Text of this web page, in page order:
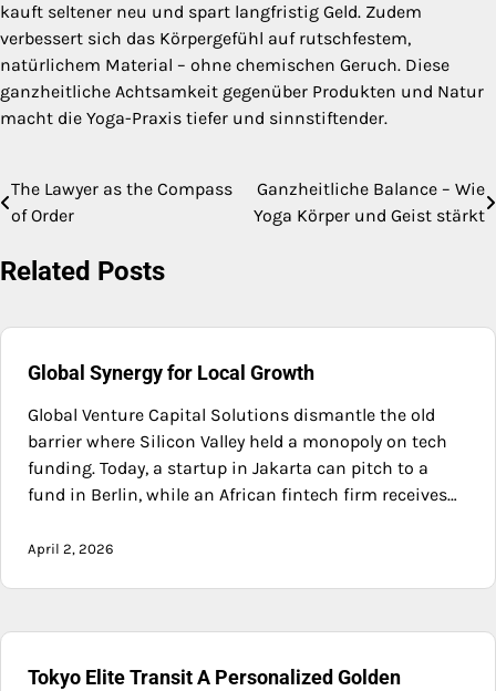
kauft seltener neu und spart langfristig Geld. Zudem
verbessert sich das Körpergefühl auf rutschfestem,
natürlichem Material – ohne chemischen Geruch. Diese
ganzheitliche Achtsamkeit gegenüber Produkten und Natur
macht die Yoga-Praxis tiefer und sinnstiftender.
Post
The Lawyer as the Compass
of Order
Ganzheitliche Balance – Wie
Yoga Körper und Geist stärkt
Related Posts
Global Synergy for Local Growth
Global Venture Capital Solutions dismantle the old
barrier where Silicon Valley held a monopoly on tech
funding. Today, a startup in Jakarta can pitch to a
fund in Berlin, while an African fintech firm receives…
April 2, 2026
Tokyo Elite Transit A Personalized Golden